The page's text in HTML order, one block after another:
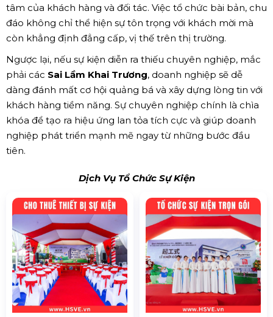
tâm của khách hàng và đối tác. Việc tổ chức bài bản, chu
đáo không chỉ thể hiện sự tôn trọng với khách mời mà
còn khẳng định đẳng cấp, vị thế trên thị trường.
Ngược lại, nếu sự kiện diễn ra thiếu chuyên nghiệp, mắc
phải các Sai Lầm Khai Trương, doanh nghiệp sẽ dễ
dàng đánh mất cơ hội quảng bá và xây dựng lòng tin với
khách hàng tiềm năng. Sự chuyên nghiệp chính là chìa
khóa để tạo ra hiệu ứng lan tỏa tích cực và giúp doanh
nghiệp phát triển mạnh mẽ ngay từ những bước đầu
tiên.
Dịch Vụ Tổ Chức Sự Kiện